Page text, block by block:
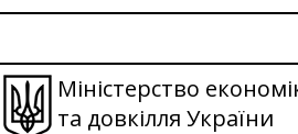
Міністерство
та довкілля України